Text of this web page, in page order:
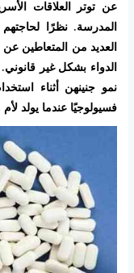
عن توتر العلاقات
المدرسة. نظرًا
العديد من المتعاطين عن
الدواء بشكل غير
نمو جنينهن أثناء
فسيولوجيًا عندما يولد